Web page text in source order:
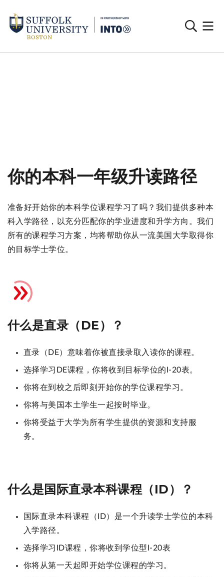
你的本科一年级升读路径
准备好开始你的本科学位课程学习了吗？我们提供多种本
科入学路径，以充分匹配你的学业进度和升学方向。我们
所有的课程学习方案，均将帮助你从一流美国大学取得你
的目标学士学位。
什么是直录（DE）？
直录（DE）意味着你被直接录取入读你的课程。
选择学习DE课程，你将收到目标学位的I-20表。
你将在到校之后即刻开始你的学位课程学习。
你将与美国本土学生一起按时毕业。
你将受益于大学为所有学生提供的资源和支持服
务。
什么是国际直录本科课程（ID）？
国际直录本科课程（ID）是一个升读学士学位的本科
入学路径。
选择学习ID课程，你将收到学位型I-20表
你将从第一天起即开始学位课程的学习。